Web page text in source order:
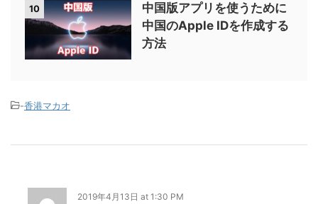
10
中国版アプリを使うために
中国のApple IDを作成する
方法
-香港マカオ
2019年4月13日 at 1:30 PM